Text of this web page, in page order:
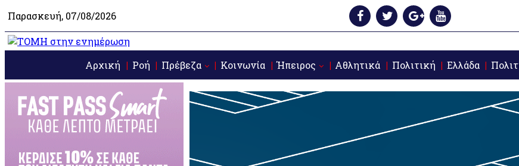
Παρασκευή, 07/08/2026
Αρχική Ροή Πρέβεζα Κοινωνία Ήπειρος Αθλητικά Πολιτική Ελλάδα